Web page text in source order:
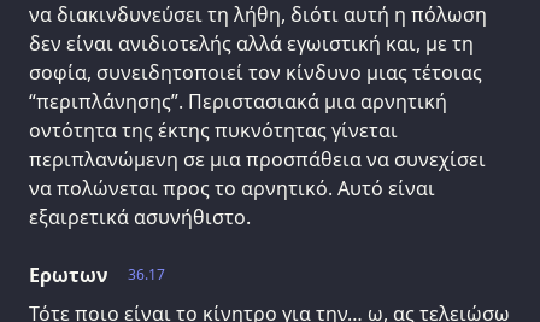
να διακινδυνεύσει τη λήθη, διότι αυτή η πόλωση
δεν είναι ανιδιοτελής αλλά εγωιστική και, με τη
σοφία, συνειδητοποιεί τον κίνδυνο μιας τέτοιας
“περιπλάνησης”. Περιστασιακά μια αρνητική
οντότητα της έκτης πυκνότητας γίνεται
περιπλανώμενη σε μια προσπάθεια να συνεχίσει
να πολώνεται προς το αρνητικό. Αυτό είναι
εξαιρετικά ασυνήθιστο.
36.17
Ερωτων
Τότε ποιο είναι το κίνητρο για την… ω, ας τελειώσω